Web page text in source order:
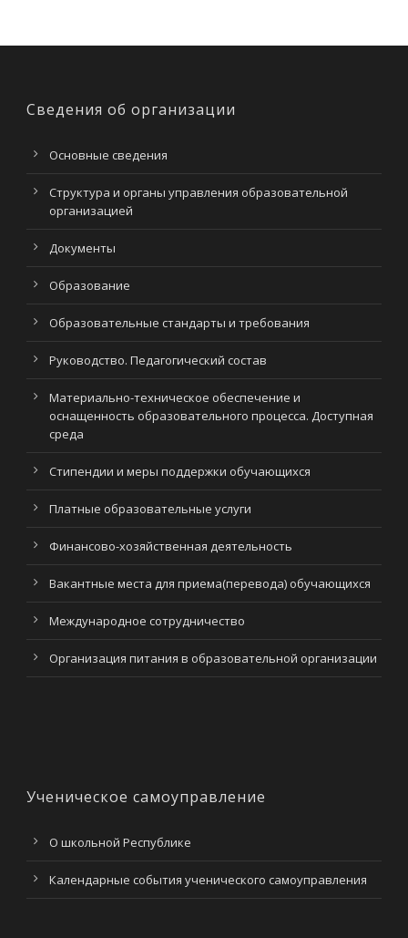
Сведения об организации
Основные сведения
Структура и органы управления образовательной
организацией
Документы
Образование
Образовательные стандарты и требования
Руководство. Педагогический состав
Материально-техническое обеспечение и
оснащенность образовательного процесса. Доступная
среда
Стипендии и меры поддержки обучающихся
Платные образовательные услуги
Финансово-хозяйственная деятельность
Вакантные места для приема(перевода) обучающихся
Международное сотрудничество
Организация питания в образовательной организации
Ученическое самоуправление
О школьной Республике
Календарные события ученического самоуправления